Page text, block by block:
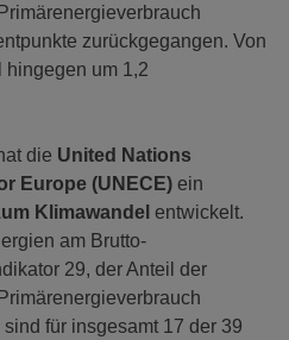
zurückgegangen. Von
hingegen um 1,2
die United Nations
Europe (UNECE) ein
Klimawandel entwickelt.
am Brutto-
29, der Anteil der
für insgesamt 17 der 39